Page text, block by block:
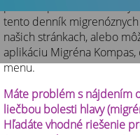
tento denník
našich stránkach, alebo
aplikáciu Migréna
menu.
Máte problém s nájdením
liečbou bolesti hlavy
Hľadáte vhodné riešenie